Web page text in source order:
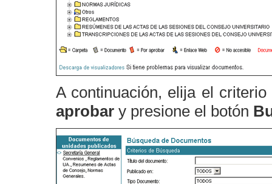
A continuación, elija el
aprobar y presione el botón